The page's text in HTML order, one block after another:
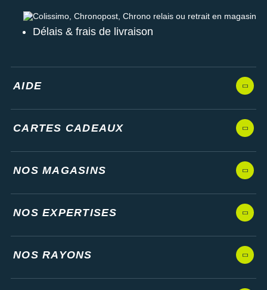
Colissimo, Chronopost, Chrono relais ou retrait en magasin
Délais & frais de livraison
AIDE
CARTES CADEAUX
NOS MAGASINS
NOS EXPERTISES
NOS RAYONS